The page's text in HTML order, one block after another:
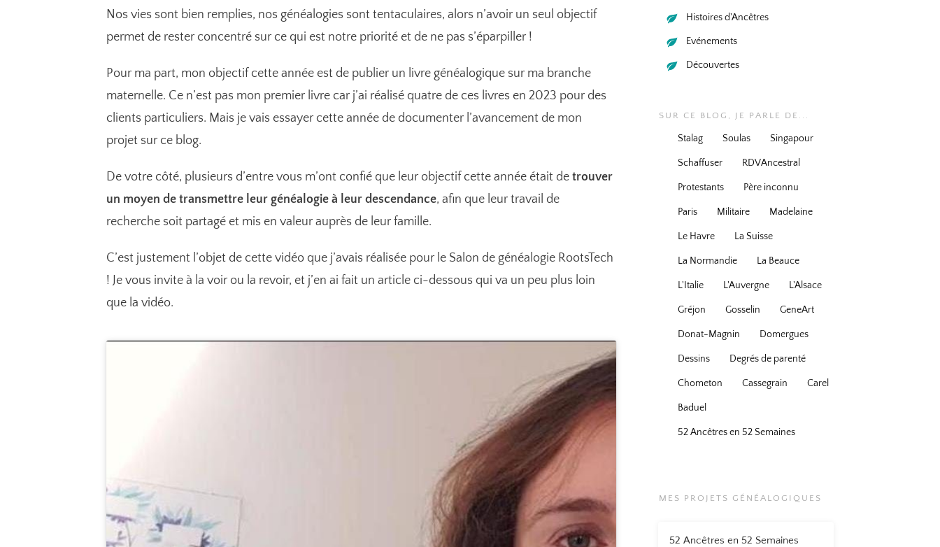
Nos vies sont bien remplies, nos généalogies sont tentaculaires, alors n’avoir un seul objectif
permet de rester concentré sur ce qui est notre priorité et de ne pas s’éparpiller !
Pour ma part, mon objectif cette année est de publier un livre généalogique sur ma branche
maternelle. Ce n’est pas mon premier livre car j’ai réalisé quatre de ces livres en 2023 pour des
clients particuliers. Mais je vais essayer cette année de documenter l’avancement de mon
projet sur ce blog.
De votre côté, plusieurs d’entre vous m’ont confié que leur objectif cette année était de trouver
un moyen de transmettre leur généalogie à leur descendance, afin que leur travail de
recherche soit partagé et mis en valeur auprès de leur famille.
C’est justement l’objet de cette vidéo que j’avais réalisée pour le Salon de généalogie RootsTech
! Je vous invite à la voir ou la revoir, et j’en ai fait un article ci-dessous qui va un peu plus loin
que la vidéo.
Histoires d'Ancêtres
Evénements
Découvertes
SUR CE BLOG, JE PARLE DE...
Stalag Soulas Singapour
Schaffuser RDVAncestral
Protestants Père inconnu
Paris Militaire Madelaine
Le Havre La Suisse
La Normandie La Beauce
L'Italie L'Auvergne L'Alsace
Gréjon Gosselin GeneArt
Donat-Magnin Domergues
Dessins Degrés de parenté
Chometon Cassegrain Carel
Baduel
52 Ancêtres en 52 Semaines
MES PROJETS GÉNÉALOGIQUES
52 Ancêtres en 52 Semaines